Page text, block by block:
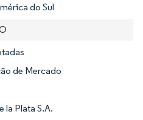
do Sul
de Mercado
la Plata S.A.